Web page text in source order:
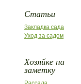
Статьи
Закладка сада
Уход за садом
Хозяйке на
заметку